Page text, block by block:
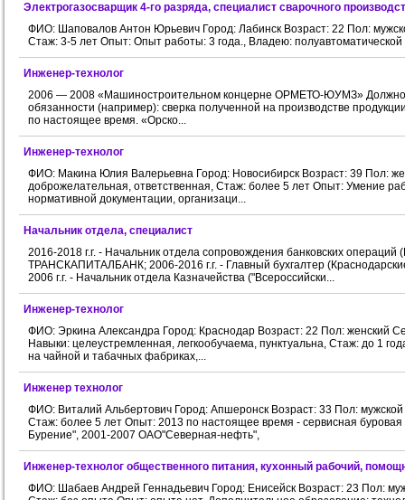
Электрогазосварщик 4-го разряда, специалист сварочного
ФИО: Шаповалов Антон Юрьевич Город: Лабинск Возраст: 22 Пол:
Стаж: 3-5 лет Опыт: Опыт работы: 3 года., Владею: полуавтоматической
Инженер-технолог
2006 — 2008 «Машиностроительном концерне ОРМЕТО-ЮУМЗ»
обязанности (например): сверка полученной на производстве
по настоящее время. «Орско...
Инженер-технолог
ФИО: Макина Юлия Валерьевна Город: Новосибирск Возраст: 39 Пол:
доброжелательная, ответственная, Стаж: более 5 лет Опыт: Умение
нормативной документации, организаци...
Начальник отдела, специалист
2016-2018 г.г. - Начальник отдела сопровождения банковских
ТРАНСКАПИТАЛБАНК; 2006-2016 г.г. - Главный бухгалтер
2006 г.г. - Начальник отдела Казначейства ("Всероссийски...
Инженер-технолог
ФИО: Эркина Александра Город: Краснодар Возраст: 22 Пол: женский
Навыки: целеустремленная, легкообучаема, пунктуальна, Стаж: до 1
на чайной и табачных фабриках,...
Инженер технолог
ФИО: Виталий Альбертович Город: Апшеронск Возраст: 33 Пол:
Стаж: более 5 лет Опыт: 2013 по настоящее время - сервисная
Бурение", 2001-2007 ОАО"Северная-нефть",
Инженер-технолог общественного питания, кухонный рабочий,
ФИО: Шабаев Андрей Геннадьевич Город: Енисейск Возраст: 23 Пол: